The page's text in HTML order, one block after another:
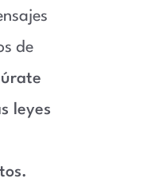
de
leyes